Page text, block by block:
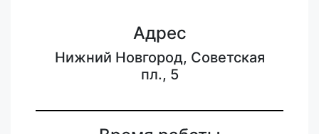
Адрес
Нижний Новгород, Советская
пл., 5